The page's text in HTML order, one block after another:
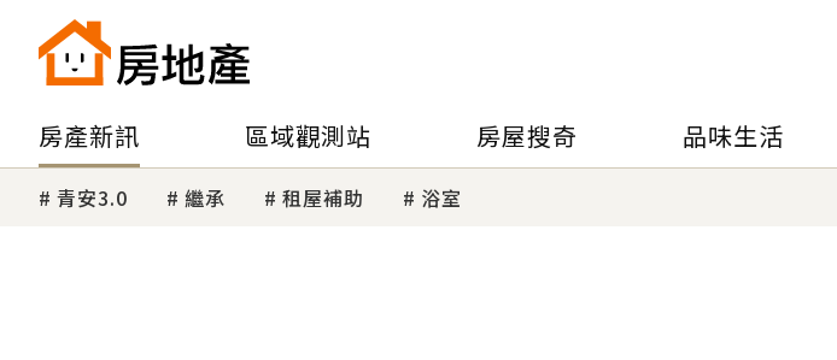
房產新訊 區域觀測站 房屋搜奇 品味生活
青安3.0 繼承 租屋補助 浴室